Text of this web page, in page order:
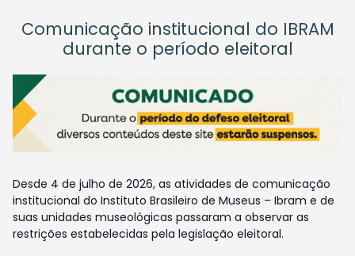
Comunicação institucional do IBRAM
durante o período eleitoral
Desde 4 de julho de 2026, as atividades de comunicação
institucional do Instituto Brasileiro de Museus – Ibram e de
suas unidades museológicas passaram a observar as
restrições estabelecidas pela legislação eleitoral.